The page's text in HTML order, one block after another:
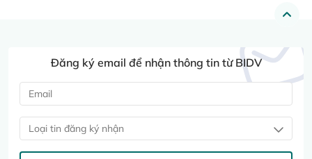
Đăng ký email để nhận thông tin từ BIDV
Loại tin đăng ký nhận